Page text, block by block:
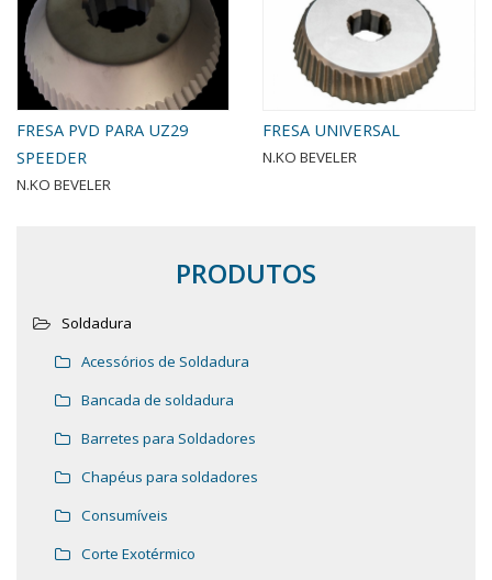
FRESA PVD PARA UZ29
SPEEDER
N.KO BEVELER
FRESA UNIVERSAL
N.KO BEVELER
PRODUTOS
Soldadura
Acessórios de Soldadura
Bancada de soldadura
Barretes para Soldadores
Chapéus para soldadores
Consumíveis
Corte Exotérmico